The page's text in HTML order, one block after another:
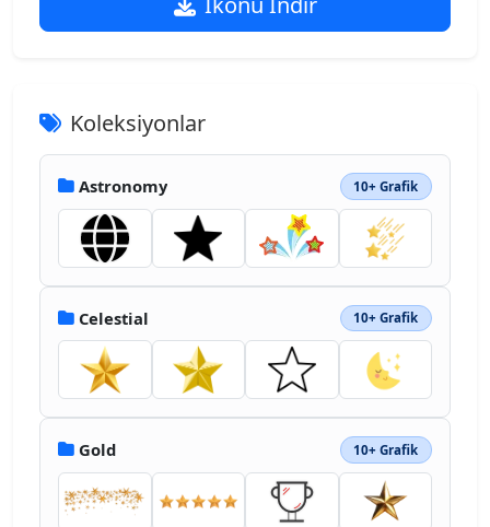
Koleksiyonlar
Astronomy 10+ Grafik
Celestial 10+ Grafik
Gold 10+ Grafik